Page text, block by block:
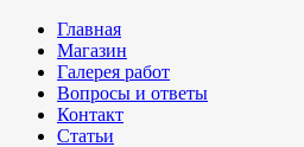
Главная
Магазин
Галерея работ
Вопросы и ответы
Контакт
Статьи